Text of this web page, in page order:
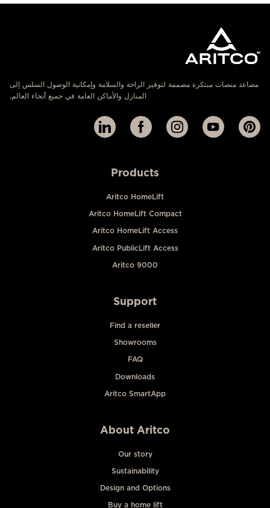
مصاعد منصات مبتكرة مصممة لتوفير الراحة والسلامة وإمكانية الوصول السلس إلى
المنازل والأماكن العامة في جميع أنحاء العالم.
Products
Aritco HomeLift
Aritco HomeLift Compact
Aritco HomeLift Access
Aritco PublicLift Access
Aritco 9000
Support
Find a reseller
Showrooms
FAQ
Downloads
Aritco SmartApp
About Aritco
Our story
Sustainability
Design and Options
Buy a home lift